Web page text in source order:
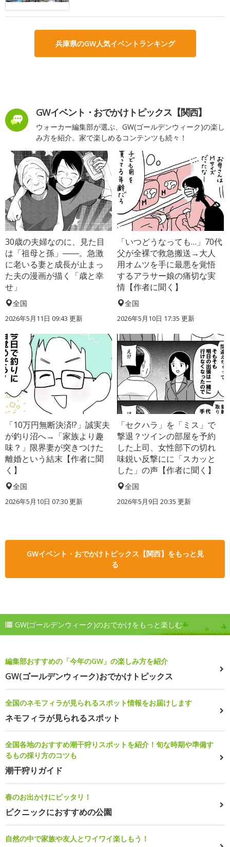
兵庫県のGW人気イベントランキング
GWイベント・おでかけトピックス【関西】
ウォーカー編集部が選ぶ、GW(ゴールデンウィーク)の楽し
み方を紹介。家で楽しめるコンテンツも続々！
30歳の夫婦なのに、見た目
は「祖母と孫」――。急激
に老いる妻と成長が止まっ
た夫の漫画が描く「歳と幸
せ」
全国
2026年5月11日 09:43 更新
「いつどうなっても…」70代
父が全裸で救急搬送→大人
用オムツを手に最悪を覚悟
するアラサー娘の痛切な実
情【作者に聞く】
全国
2026年5月10日 17:35 更新
「10万円無断決済!?」誠実夫
が釣り沼へ→「家族より趣
味？」限界妻が突きつけた
離婚という結末【作者に聞
く】
全国
2026年5月10日 07:30 更新
「セクハラ」を「ミス」で
撃退？ツインの部屋を予約
した上司、女性部下の切れ
味鋭い反撃にに「スカッと
した」の声【作者に聞く】
全国
2026年5月9日 20:35 更新
GWイベント・おでかけトピックス【関西】をもっと見
る
GW(ゴールデンウィーク)のおでかけをもっと楽しむ
編集部おすすめの「今年のGW」の楽しみ方を紹介
GW(ゴールデンウィーク)おでかけトピックス
全国のネモフィラが見られるスポット情報をお届けします
ネモフィラが見られるスポット
全国各地のおすすめ潮干狩りスポットを紹介！旬な時期や準備す
るもの採り方のコツも
潮干狩りガイド
春のお出かけにピッタリ！
ピクニックにおすすめの公園
自然の中で家族や友人とワイワイ楽しもう！